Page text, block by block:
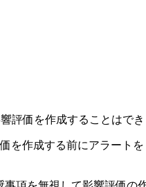
評価を作成することはで
を作成する前にアラートを